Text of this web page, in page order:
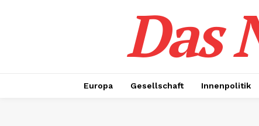
Das
Europa Gesellschaft Innenpolitik